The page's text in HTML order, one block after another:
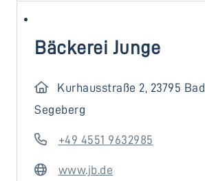
Bäckerei Junge
Kurhausstraße 2, 23795 Bad
Segeberg
+49 4551 9632985
www.jb.de